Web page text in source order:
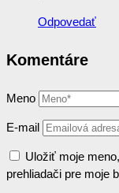
Odpovedať
Komentáre
Meno
E-mail
Uložiť moje
prehliadači pre moje